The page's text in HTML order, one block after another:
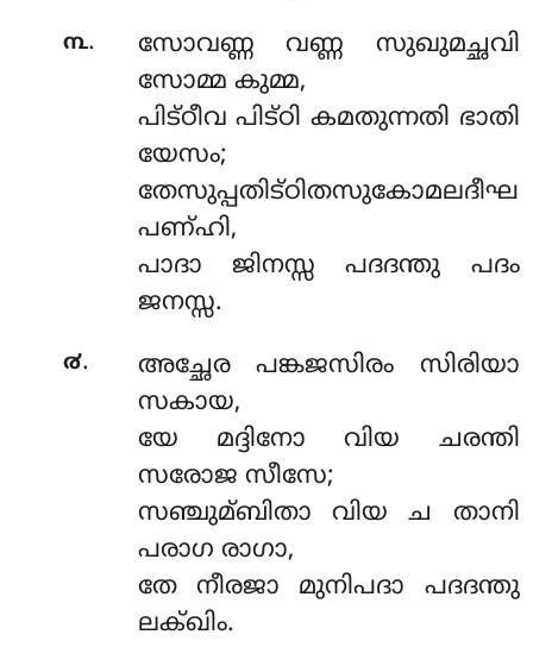
൩.
സോവണ്ണ വണ്ണ സുഖുമച്ഛവി
സോമ്മ കുമ്മ,
പിട്ഠീവ പിട്ഠി കമതുന്നതി ഭാതി
യേസം;
തേസുപ്പതിട്ഠിതസുകോമലദീഘ
പണ്ഹി,
പാദാ ജിനസ്സ പദദന്തു പദം
ജനസ്സ.
൪.
അച്ഛേര പങ്കജസിരം സിരിയാ
സകായ,
യേ മദ്ദിനോ വിയ ചരന്തി
സരോജ സീസേ;
സഞ്ചുമ്ബിതാ വിയ ച താനി
പരാഗ രാഗാ,
തേ നീരജാ മുനിപദാ പദദന്തു
ലക്ഖിം.